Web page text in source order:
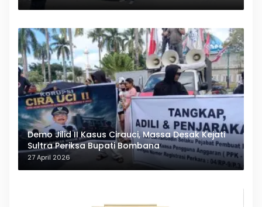
Demo Jilid II Kasus Cirauci, Massa Desak Kejati
Sultra Periksa Bupati Bombana
27 April 2026